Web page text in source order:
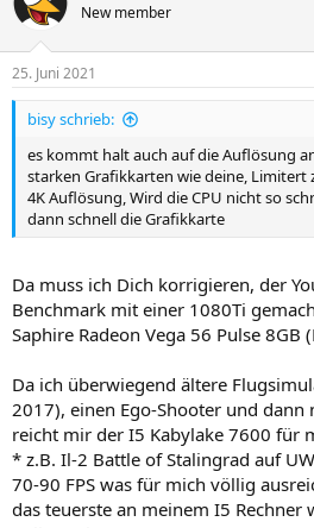
t
v
S
t
i
m
m
e
New member
25. Juni 2021
bisy schrieb:
es kommt halt auch auf die Auflösung
starken Grafikkarten wie deine, Limitert
4K Auflösung, Wird die CPU nicht so
dann schnell die Grafikkarte
Da muss ich Dich korrigieren, der
Benchmark mit einer 1080Ti
Saphire Radeon Vega 56 Pulse 8GB
Da ich überwiegend ältere
2017), einen Ego-Shooter und dann
reicht mir der I5 Kabylake 7600 für
* z.B. Il-2 Battle of Stalingrad auf
70-90 FPS was für mich völlig
das teuerste an meinem I5 Rechner